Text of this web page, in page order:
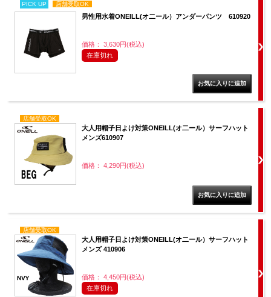
PICK UP 店舗受取OK
男性用水着ONEILL(オ二ール）アンダーパンツ 610920
価格： 3,630円(税込)
在庫切れ
店舗受取OK
大人用帽子日よけ対策ONEILL(オ二ール）サーフハット
メンズ610907
価格： 4,290円(税込)
店舗受取OK
大人用帽子日よけ対策ONEILL(オ二ール）サーフハット
メンズ 410906
価格： 4,450円(税込)
在庫切れ